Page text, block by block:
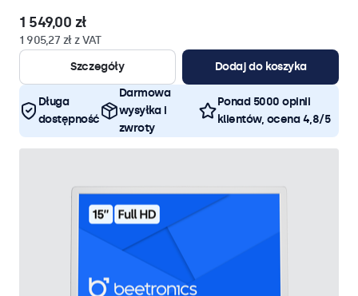
1 549,00 zł
1 905,27 zł z VAT
Szczegóły
Dodaj do koszyka
Długa
dostępność
Darmowa
wysyłka i
zwroty
Ponad 5000 opinii
klientów, ocena 4,8/5